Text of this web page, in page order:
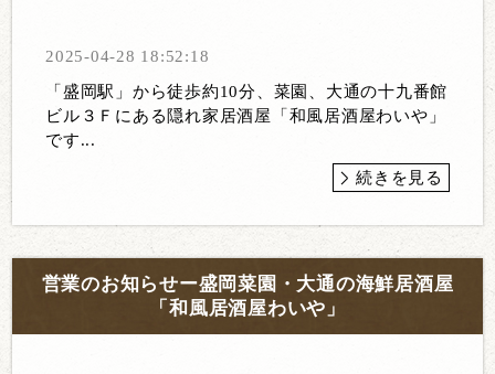
2025-04-28 18:52:18
「盛岡駅」から徒歩約10分、菜園、大通の十九番館
ビル３Ｆにある隠れ家居酒屋「和風居酒屋わいや」
です...
続きを見る
営業のお知らせー盛岡菜園・大通の海鮮居酒屋
「和風居酒屋わいや」